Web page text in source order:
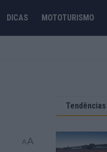
DICAS MOTOTURISMO
AA
Tendências